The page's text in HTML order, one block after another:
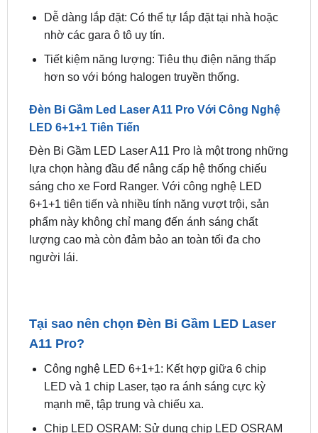
Ánh sáng tập trung, không gây chói mắt: Đảm
Dễ dàng lắp đặt: Có thể tự lắp đặt tại nhà hoặc
Tiết kiệm năng lượng: Tiêu thụ điện năng thấp
hơn so với bóng halogen truyền thống.
Đèn Bi Gầm Led Laser A11 Pro Với Công Nghệ
LED 6+1+1 Tiên Tiến
Đèn Bi Gầm LED Laser A11 Pro là một trong những
lựa chọn hàng đầu để nâng cấp hệ thống chiếu
sáng cho xe Ford Ranger. Với công nghệ LED
6+1+1 tiên tiến và nhiều tính năng vượt trội, sản
Tại sao nên chọn Đèn Bi Gầm LED Laser
A11 Pro?
Công nghệ LED 6+1+1: Kết hợp giữa 6 chip